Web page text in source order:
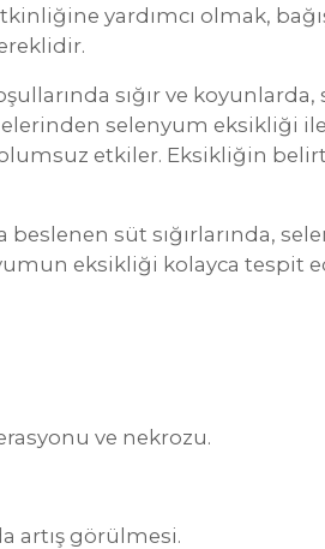
yardımcı olmak,
sığır ve
selenyum eksikliği
etkiler. Eksikliğin
beslenen süt sığırlarında,
eksikliği kolayca tespit
ve nekrozu.
artış görülmesi.